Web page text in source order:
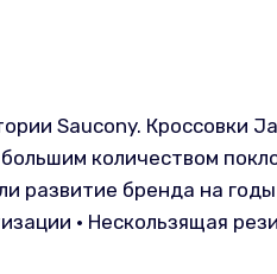
Saucony. Кроссовки
количеством
развитие бренда на годы
• Нескользящая